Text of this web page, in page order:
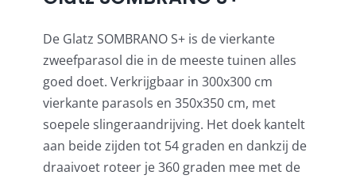
De Glatz SOMBRANO S+ is de vierkante
zweefparasol die in de meeste tuinen alles
goed doet. Verkrijgbaar in 300x300 cm
vierkante parasols en 350x350 cm, met
soepele slingeraandrijving. Het doek kantelt
aan beide zijden tot 54 graden en dankzij de
draaivoet roteer je 360 graden mee met de